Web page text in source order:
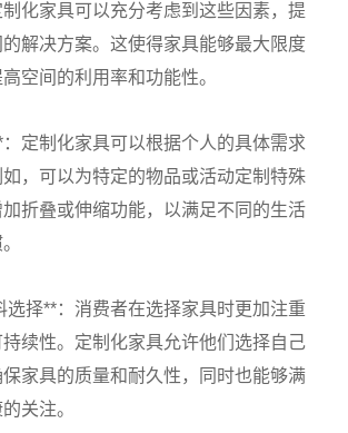
化家具可以充分考虑到这些因素，提
解决方案。这使得家具能够最大限度
空间的利用率和功能性。
：定制化家具可以根据个人的具体需求
，可以为特定的物品或活动定制特殊
折叠或伸缩功能，以满足不同的生活
选择**：消费者在选择家具时更加注重
续性。定制化家具允许他们选择自己
家具的质量和耐久性，同时也能够满
关注。